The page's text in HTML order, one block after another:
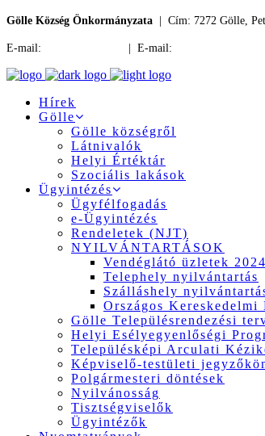
Gölle Község Önkormányzata | Cím: 7272 Gölle,
E-mail: | E-mail:
Hírek
Gölle
Gölle községről
Látnivalók
Helyi Értéktár
Szociális lakások
Ügyintézés
Ügyfélfogadás
e-Ügyintézés
Rendeletek (NJT)
NYILVÁNTARTÁSOK
Vendéglátó üzletek
Telephely nyilvántartás
Szálláshely
Országos
Gölle Településrendezési
Helyi Esélyegyenlőségi
Településképi Arculati
Képviselő-testületi
Polgármesteri döntések
Nyilvánosság
Tisztségviselők
Ügyintézők